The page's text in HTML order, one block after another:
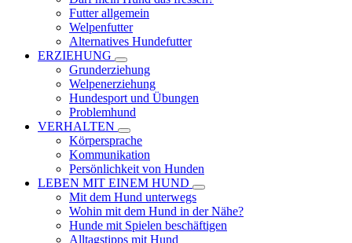
Futter allgemein
Welpenfutter
Alternatives Hundefutter
ERZIEHUNG
Grunderziehung
Welpenerziehung
Hundesport und Übungen
Problemhund
VERHALTEN
Körpersprache
Kommunikation
Persönlichkeit von Hunden
LEBEN MIT EINEM HUND
Mit dem Hund unterwegs
Wohin mit dem Hund in der Nähe?
Hunde mit Spielen beschäftigen
Alltagstipps mit Hund